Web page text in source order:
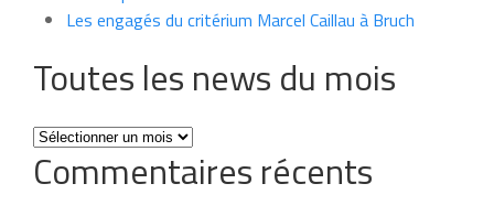
Les engagés du critérium Marcel Caillau à Bruch
Toutes les news du mois
Toutes
les
news
Commentaires récents